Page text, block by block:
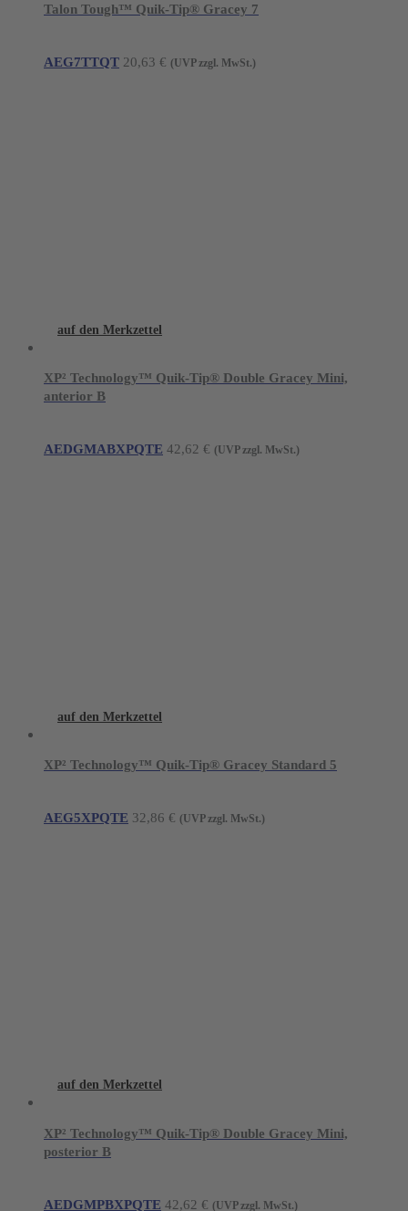
Talon Tough™ Quik-Tip® Gracey 7
AEG7TTQT 20,63 € (UVP zzgl. MwSt.)
auf den Merkzettel
XP² Technology™ Quik-Tip® Double Gracey Mini,
anterior B
AEDGMABXPQTE 42,62 € (UVP zzgl. MwSt.)
auf den Merkzettel
XP² Technology™ Quik-Tip® Gracey Standard 5
AEG5XPQTE 32,86 € (UVP zzgl. MwSt.)
auf den Merkzettel
XP² Technology™ Quik-Tip® Double Gracey Mini,
posterior B
AEDGMPBXPQTE 42,62 € (UVP zzgl. MwSt.)